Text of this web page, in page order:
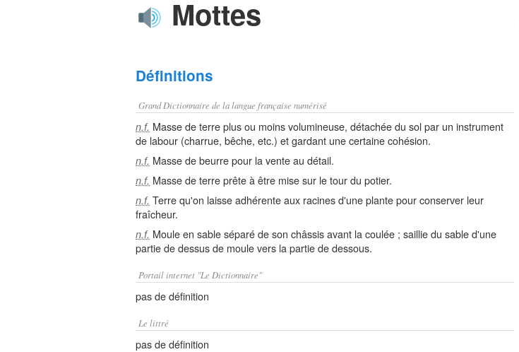
Mottes
Définitions
Grand Dictionnaire de la langue française numérisé
n.f. Masse de terre plus ou moins volumineuse, détachée du sol par un instrument
de labour (charrue, bêche, etc.) et gardant une certaine cohésion.
n.f. Masse de beurre pour la vente au détail.
n.f. Masse de terre prête à être mise sur le tour du potier.
n.f. Terre qu'on laisse adhérente aux racines d'une plante pour conserver leur
fraîcheur.
n.f. Moule en sable séparé de son châssis avant la coulée ; saillie du sable d'une
partie de dessus de moule vers la partie de dessous.
Portail internet "Le Dictionnaire"
pas de définition
Le littré
pas de définition